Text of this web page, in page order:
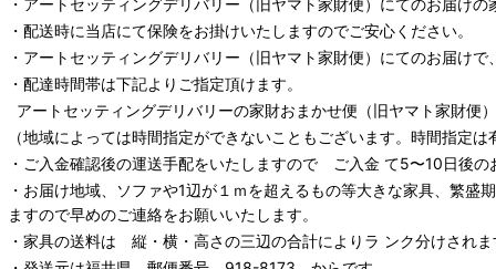
・ アートセッティングデリバリー （旧ヤマト家財便） にてのお届けの
・配送時に当店にて保険をお掛けいたしますのでご安心ください。
・ アートセッティングデリバリー （旧ヤマト家財便） にてのお届けで
・配達時間帯は下記よりご指定頂けます。
アートセッティングデリバリーの家財おまかせ便 （旧ヤマト家財便
（地域によっては時間指定ができないこともございます。時間指定
・ご入金確認後の運送手配をいたしますので ご入金 て5〜10日後の
・お届け地域、ソファや1辺が１ｍを超えるもの等大きな家具、繁
ますので早めのご連絡をお願いいたします。
・家具の送料は 縦・横・高さの三辺の合計によりラ ンク分けされま